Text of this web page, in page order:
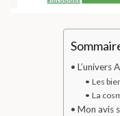
L’univers
Les
La
Mon avis